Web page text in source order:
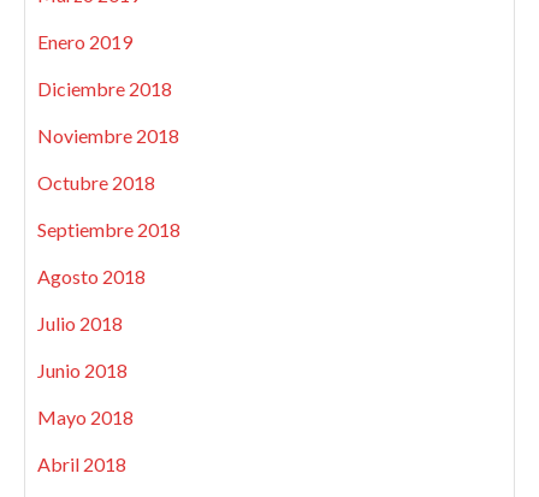
Enero 2019
Diciembre 2018
Noviembre 2018
Octubre 2018
Septiembre 2018
Agosto 2018
Julio 2018
Junio 2018
Mayo 2018
Abril 2018